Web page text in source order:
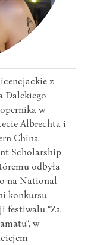
z
Dalekiego
w
Albrechta i
China
Scholarship
odbyła
na National
konkursu
festiwalu “Za
w